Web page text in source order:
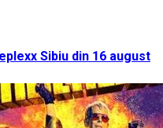
Sibiu din 16 august